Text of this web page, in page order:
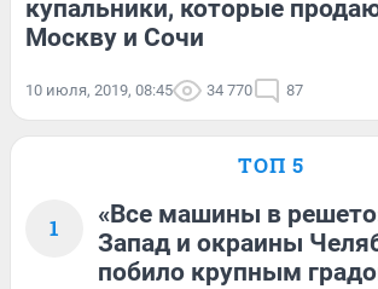
купальники, которые
Москву и Сочи
10 июля, 2019, 08:45 34 770 87
ТОП 5
1
«Все машины в
Запад и окраины
побило крупным